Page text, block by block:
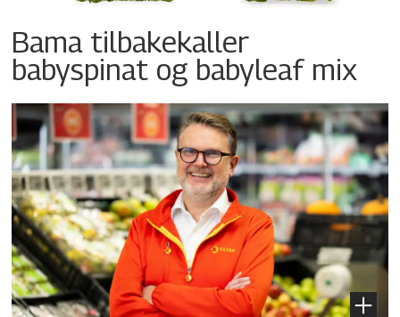
Bama tilbakekaller
babyspinat og babyleaf mix